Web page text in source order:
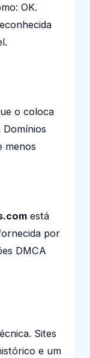
OK.
o coloca
menos
está
por
DMCA
Sites
e um